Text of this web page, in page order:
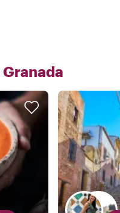
Granada